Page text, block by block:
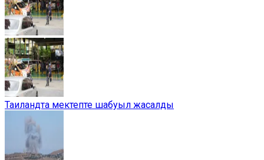
Таиландта мектепте шабуыл жасалды